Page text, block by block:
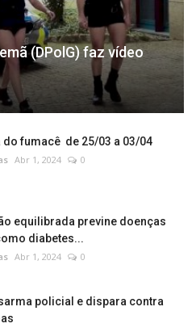
(DPolG) faz vídeo
do fumacê de 25/03 a 03/04
Abr 1, 2024 0
equilibrada previne doenças
diabetes...
Abr 1, 2024 0
policial e dispara contra